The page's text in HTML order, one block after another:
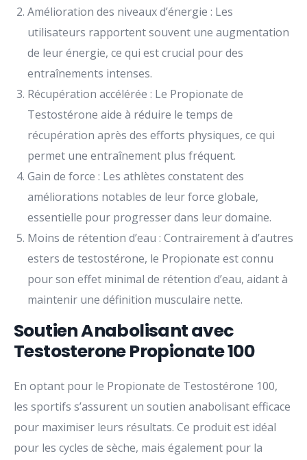
Amélioration des niveaux d’énergie : Les
utilisateurs rapportent souvent une augmentation
de leur énergie, ce qui est crucial pour des
entraînements intenses.
Récupération accélérée : Le Propionate de
Testostérone aide à réduire le temps de
récupération après des efforts physiques, ce qui
permet une entraînement plus fréquent.
Gain de force : Les athlètes constatent des
améliorations notables de leur force globale,
essentielle pour progresser dans leur domaine.
Moins de rétention d’eau : Contrairement à d’autres
esters de testostérone, le Propionate est connu
pour son effet minimal de rétention d’eau, aidant à
maintenir une définition musculaire nette.
Soutien Anabolisant avec
Testosterone Propionate 100
En optant pour le Propionate de Testostérone 100,
les sportifs s’assurent un soutien anabolisant efficace
pour maximiser leurs résultats. Ce produit est idéal
pour les cycles de sèche, mais également pour la